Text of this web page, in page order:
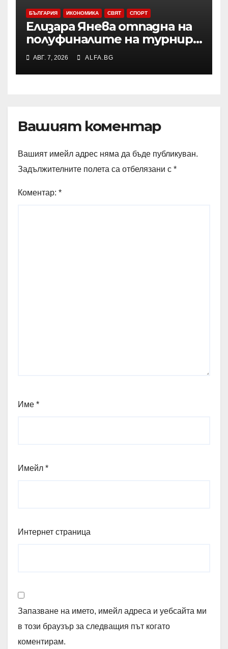
БЪЛГАРИЯ ИКОНОМИКА СВЯТ СПОРТ
Елизара Янева отпадна на
полуфиналите на турнир
по тенис УТА 125 във
Варшава, ще запише ново
рекордно класиране в
АВГ. 7, 2026 ALFA.BG
Вашият коментар
Вашият имейл адрес няма да бъде публикуван.
Задължителните полета са отбелязани с *
Коментар: *
Име *
Имейл *
Интернет страница
Запазване на името, имейл адреса и уебсайта ми
в този браузър за следващия път когато
коментирам.